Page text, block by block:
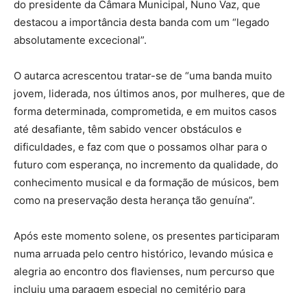
do presidente da Câmara Municipal, Nuno Vaz, que
destacou a importância desta banda com um “legado
absolutamente excecional”.
O autarca acrescentou tratar-se de “uma banda muito
jovem, liderada, nos últimos anos, por mulheres, que de
forma determinada, comprometida, e em muitos casos
até desafiante, têm sabido vencer obstáculos e
dificuldades, e faz com que o possamos olhar para o
futuro com esperança, no incremento da qualidade, do
conhecimento musical e da formação de músicos, bem
como na preservação desta herança tão genuína”.
Após este momento solene, os presentes participaram
numa arruada pelo centro histórico, levando música e
alegria ao encontro dos flavienses, num percurso que
incluiu uma paragem especial no cemitério para